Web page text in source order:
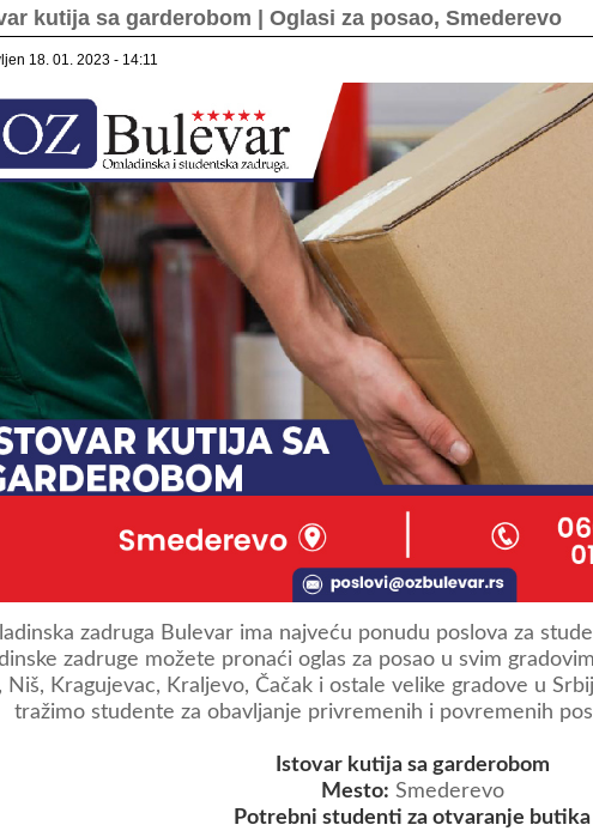
kutija sa garderobom | Oglasi za posao, Smederevo
18. 01. 2023 - 14:11
zadruga Bulevar ima najveću ponudu poslova za
zadruge možete pronaći oglas za posao u svim
Niš, Kragujevac, Kraljevo, Čačak i ostale velike gradove u
tražimo studente za obavljanje privremenih i povremenih
Istovar kutija sa garderobom
Mesto: Smederevo
Potrebni studenti za otvaranje butika